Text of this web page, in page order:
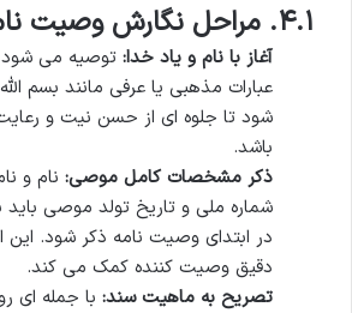
۴.۱. مراحل نگارش وصیت نامه دستی
آغاز با نام و یاد خدا: توصیه می
عبارات مذهبی یا عرفی مانند بسم
شود تا جلوه ای از حسن نیت و
باشد.
ذکر مشخصات کامل موصی: نام و
شماره ملی و تاریخ تولد موصی
در ابتدای وصیت نامه ذکر شود. این
دقیق وصیت کننده کمک می کند.
تصریح به ماهیت سند: با جمله ای